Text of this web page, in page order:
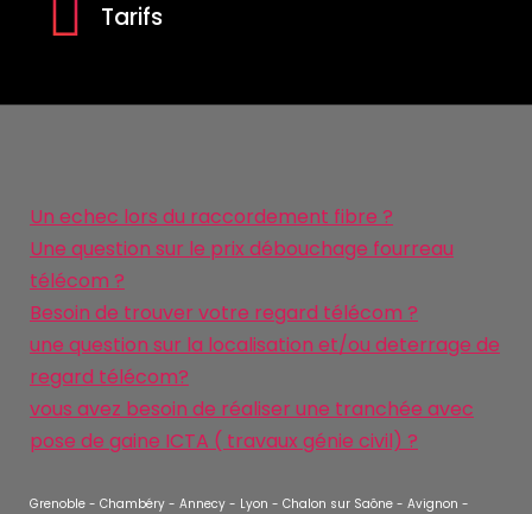
Tarifs
Un echec lors du raccordement fibre ?
Une question sur le prix débouchage fourreau
télécom ?
Besoin de trouver votre regard télécom ?
une question sur la localisation et/ou deterrage de
regard télécom?
vous avez besoin de réaliser une tranchée avec
pose de gaine ICTA ( travaux génie civil) ?
Grenoble - Chambéry - Annecy - Lyon - Chalon sur Saône - Avignon -